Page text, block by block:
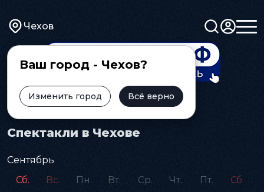
Чехов
Ваш город - Чехов?
Изменить город Всё верно
Главная Афиша Спектакль
Спектакли в Чехове
Сентябрь
Сб.
Вс. Пн. Вт. Ср. Чт. Пт. Сб.